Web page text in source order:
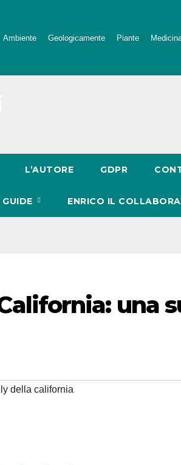
Ambiente Geologicamente Piante
L’AUTORE GDPR
GUIDE ENRICO IL
una
della california